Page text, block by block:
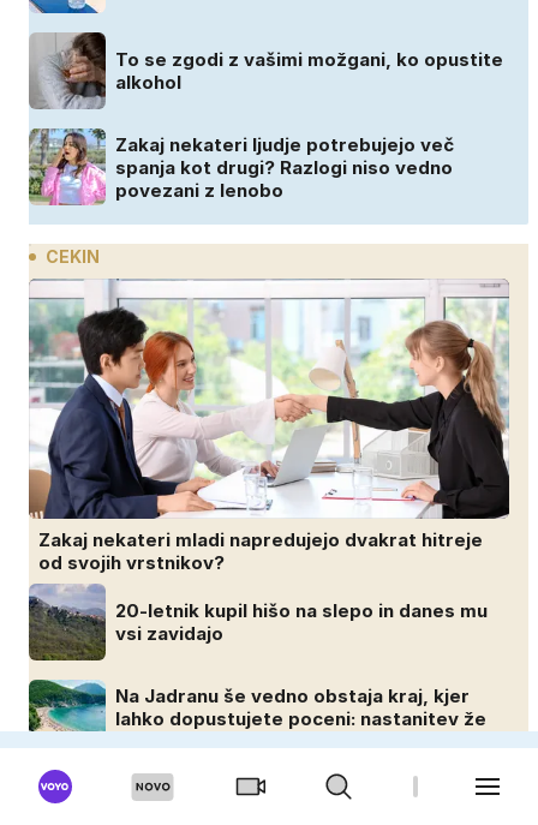
To se zgodi z vašimi možgani, ko opustite
alkohol
Zakaj nekateri ljudje potrebujejo več
spanja kot drugi? Razlogi niso vedno
povezani z lenobo
CEKIN
Zakaj nekateri mladi napredujejo dvakrat hitreje
od svojih vrstnikov?
20-letnik kupil hišo na slepo in danes mu
vsi zavidajo
Na Jadranu še vedno obstaja kraj, kjer
lahko dopustujete poceni: nastanitev že
Kovanec za 5 evrov prodajajo za več kot